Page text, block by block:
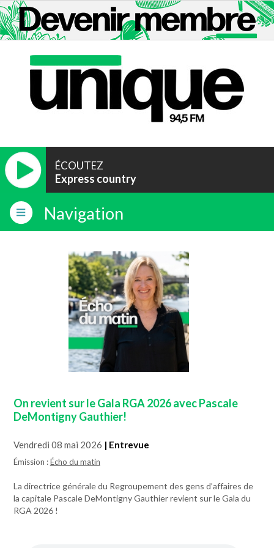
ÉCOUTEZ
Express country
Navigation
On revient sur le Gala RGA 2026 avec Pascale
DeMontigny Gauthier!
Vendredi 08 mai 2026 | Entrevue
Émission :Écho du matin
La directrice générale du Regroupement des gens d’affaires de
la capitale Pascale DeMontigny Gauthier revient sur le Gala du
RGA 2026 !